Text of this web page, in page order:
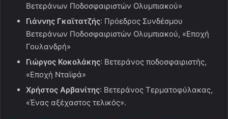
Βετεράνων Ποδοσφαιριστών Ολυμπιακού»
Γιάννης Γκαϊτατζής: Πρόεδρος Συνδέσμου
Βετεράνων Ποδοσφαιριστών Ολυμπιακού, «Εποχή
Γουλανδρή»
Γιώργος Κοκολάκης: Βετεράνος ποδοσφαιριστής,
«Εποχή Νταϊφά»
Χρήστος Αρβανίτης: Βετεράνος Τερματοφύλακας,
«Ένας αξέχαστος τελικός».